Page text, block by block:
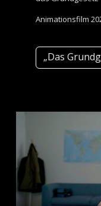
Animationsfilm
„Das